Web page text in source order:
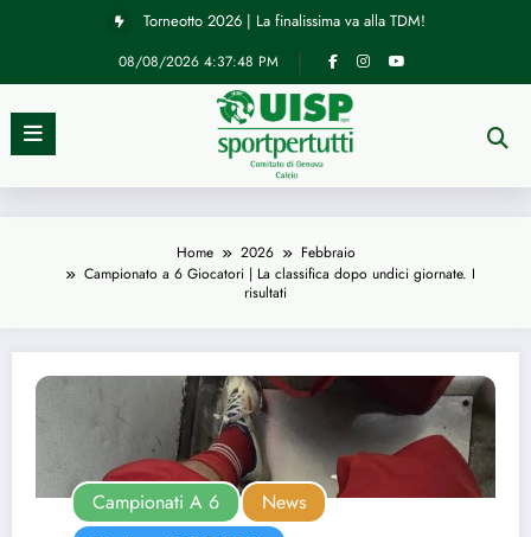
Torneotto 2026 | La finalissima va alla TDM!
08/08/2026 4:37:48 PM
Home 2026
Febbraio
Campionato a 6 Giocatori | La classifica dopo undici giornate. I
risultati
Campionati A 6
News